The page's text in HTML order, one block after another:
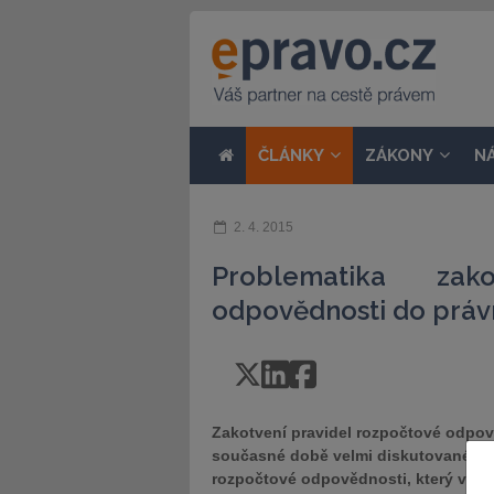
ČLÁNKY ZÁKONY
2. 4. 2015
Problematika
odpovědnosti do
Zakotvení pravidel rozpočtové
současné době velmi diskutované
rozpočtové odpovědnosti, který